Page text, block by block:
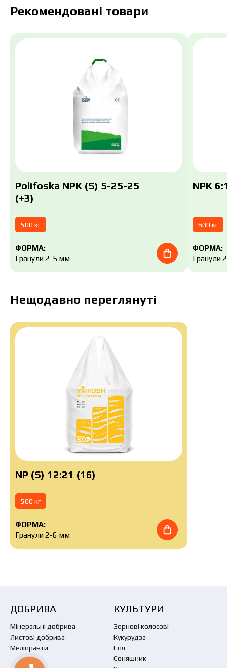
Рекомендовані товари
Polifoska NPK (S) 5-25-25
(+3)
500 кг
ФОРМА:
Гранули 2-5 мм
NPK
600 кг
ФОРМА:
Гранули
Нещодавно переглянуті
NP (S) 12:21 (16)
500 кг
ФОРМА:
Гранули 2-6 мм
ДОБРИВА
Мінеральні добрива
Листові добрива
Меліоранти
КУЛЬТУРИ
Зернові колосові
Кукурудза
Соя
Соняшник